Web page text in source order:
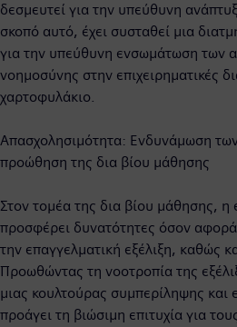
δεσμευτεί για την υπεύθυνη
σκοπό αυτό, έχει συσταθεί μια
για την υπεύθυνη ενσωμάτωση των
νοημοσύνης στην επιχειρηματικές
χαρτοφυλάκιο.
Απασχολησιμότητα: Ενδυνάμωση
προώθηση της δια βίου μάθησης
Στον τομέα της δια βίου μάθησης, η
προσφέρει δυνατότητες όσον αφορά
την επαγγελματική εξέλιξη, καθώς
Προωθώντας τη νοοτροπία της
μιας κουλτούρας συμπερίληψης
προάγει τη βιώσιμη επιτυχία για